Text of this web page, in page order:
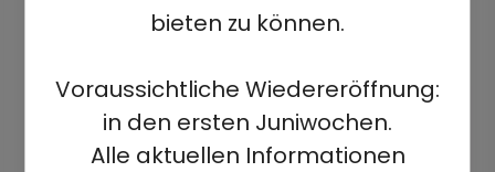
bieten zu können.
Voraussichtliche Wiedereröffnung:
in den ersten Juniwochen.
Alle aktuellen Informationen